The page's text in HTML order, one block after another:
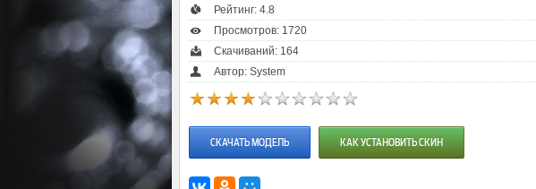
Рейтинг: 4.8
Просмотров: 1720
Скачиваний: 164
Автор: System
СКАЧАТЬ МОДЕЛЬ КАК УСТАНОВИТЬ СКИН